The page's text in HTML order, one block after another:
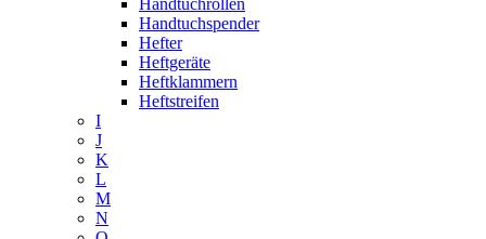
Handtuchrollen
Handtuchspender
Hefter
Heftgeräte
Heftklammern
Heftstreifen
I
J
K
L
M
N